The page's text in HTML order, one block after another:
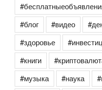
#блог
#видео
#здоровье
#книги
#музыка
#наука